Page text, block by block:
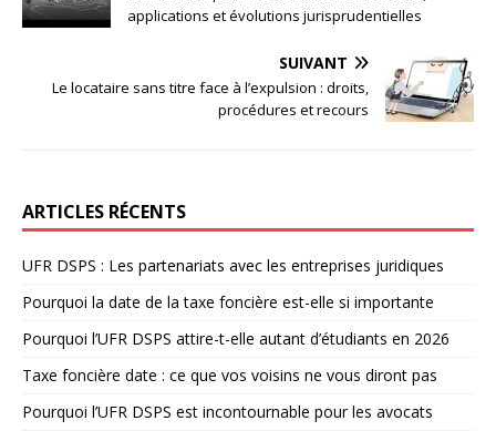
applications et évolutions jurisprudentielles
SUIVANT
Le locataire sans titre face à l’expulsion : droits,
procédures et recours
ARTICLES RÉCENTS
UFR DSPS : Les partenariats avec les entreprises juridiques
Pourquoi la date de la taxe foncière est-elle si importante
Pourquoi l’UFR DSPS attire-t-elle autant d’étudiants en 2026
Taxe foncière date : ce que vos voisins ne vous diront pas
Pourquoi l’UFR DSPS est incontournable pour les avocats